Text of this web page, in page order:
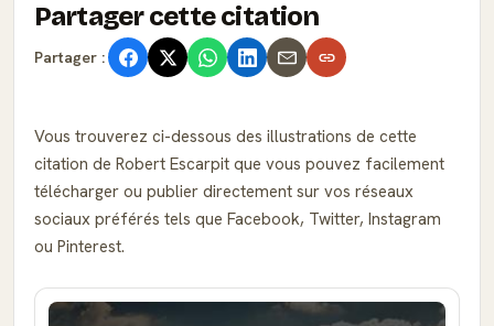
Partager cette citation
Partager :
Vous trouverez ci-dessous des illustrations de cette
citation de Robert Escarpit que vous pouvez facilement
télécharger ou publier directement sur vos réseaux
sociaux préférés tels que Facebook, Twitter, Instagram
ou Pinterest.